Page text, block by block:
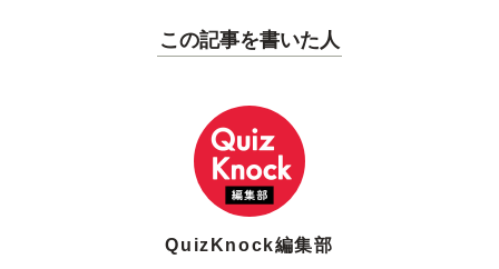
この記事を書いた人
QuizKnock編集部